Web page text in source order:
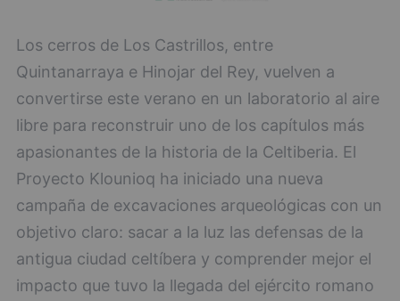
Los cerros de Los Castrillos, entre
Quintanarraya e Hinojar del Rey, vuelven a
convertirse este verano en un laboratorio al aire
libre para reconstruir uno de los capítulos más
apasionantes de la historia de la Celtiberia. El
Proyecto Klounioq ha iniciado una nueva
campaña de excavaciones arqueológicas con un
objetivo claro: sacar a la luz las defensas de la
antigua ciudad celtíbera y comprender mejor el
impacto que tuvo la llegada del ejército romano